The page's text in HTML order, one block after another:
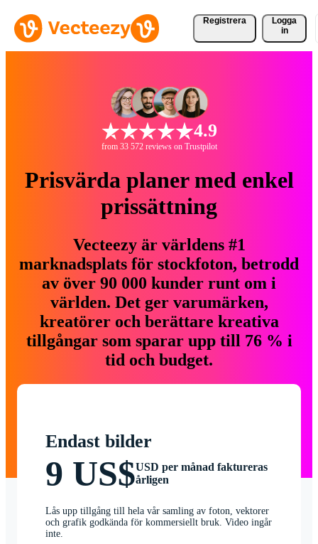
Registrera
Logga
in
4.9
from 33 572 reviews on Trustpilot
Prisvärda planer med enkel
prissättning
Vecteezy är världens #1
marknadsplats för stockfoton, betrodd
av över 90 000 kunder runt om i
världen. Det ger varumärken,
kreatörer och berättare kreativa
tillgångar som sparar upp till 76 % i
tid och budget.
Endast bilder
9 US$USD per månad faktureras
årligen
Lås upp tillgång till hela vår samling av foton, vektorer
och grafik godkända för kommersiellt bruk. Video ingår
inte.